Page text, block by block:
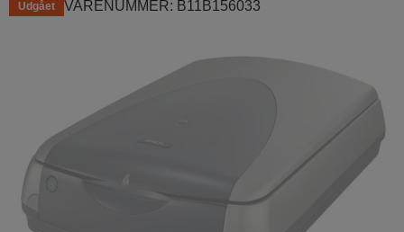
Udgået VARENUMMER: B11B156033